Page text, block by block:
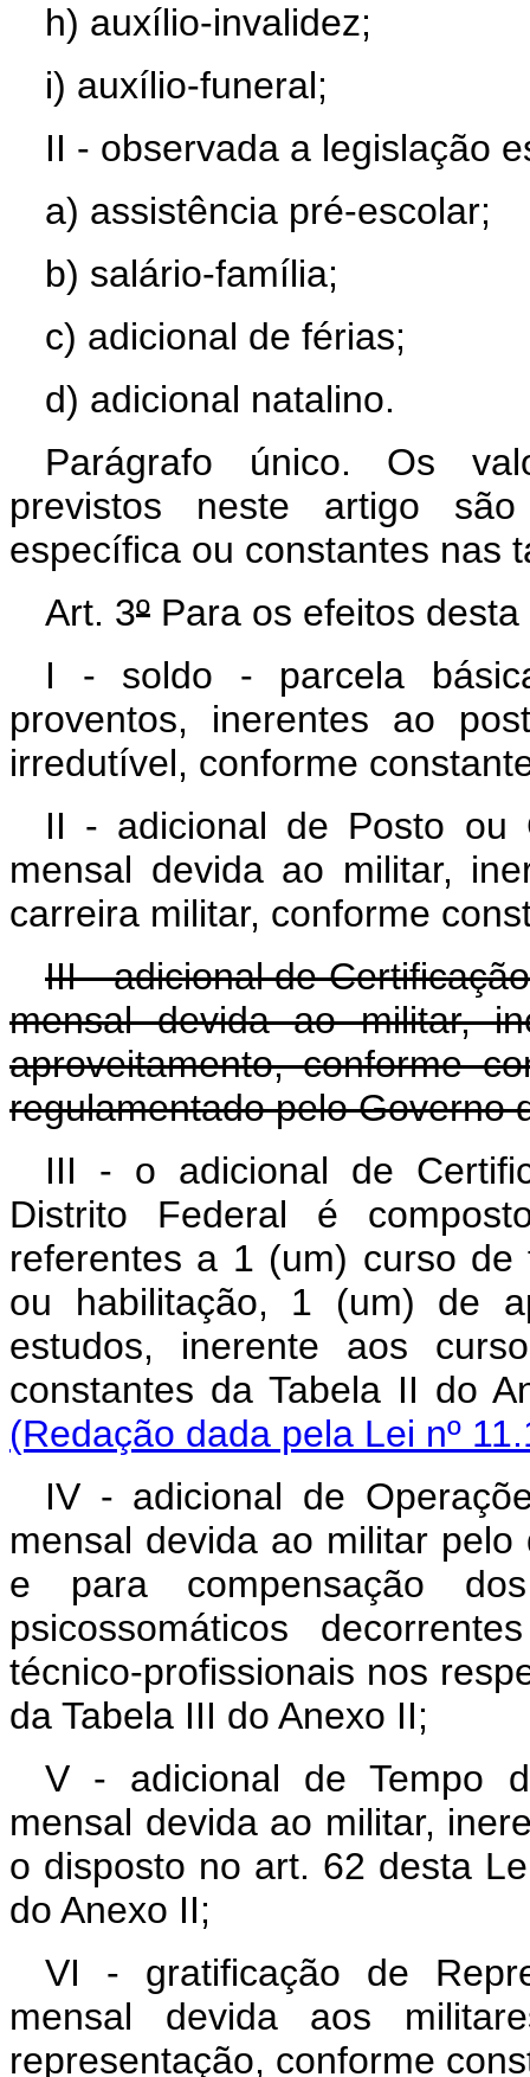
h) auxílio-invalidez;
i) auxílio-funeral;
II - observada a legislação
a) assistência pré-escolar;
b) salário-família;
c) adicional de férias;
d) adicional natalino.
Parágrafo único. Os
previstos neste artigo
específica ou constantes nas
Art. 3º Para os efeitos
I - soldo - parcela
proventos, inerentes ao
irredutível, conforme
II - adicional de Posto ou
mensal devida ao militar,
carreira militar, conforme
III - adicional de
mensal devida ao militar,
aproveitamento, conforme
regulamentado pelo Governo
III - o adicional de
Distrito Federal é
referentes a 1 (um) curso
ou habilitação, 1 (um) de
estudos, inerente aos
constantes da
(Redação dada pela Lei nº
IV - adicional de
mensal devida ao militar
e para compensação
psicossomáticos
técnico-profissionais nos
da Tabela III do Anexo II;
V - adicional de Tempo
mensal devida ao militar,
o disposto no art. 62 desta
do Anexo II;
VI - gratificação de
mensal devida aos
representação, conforme